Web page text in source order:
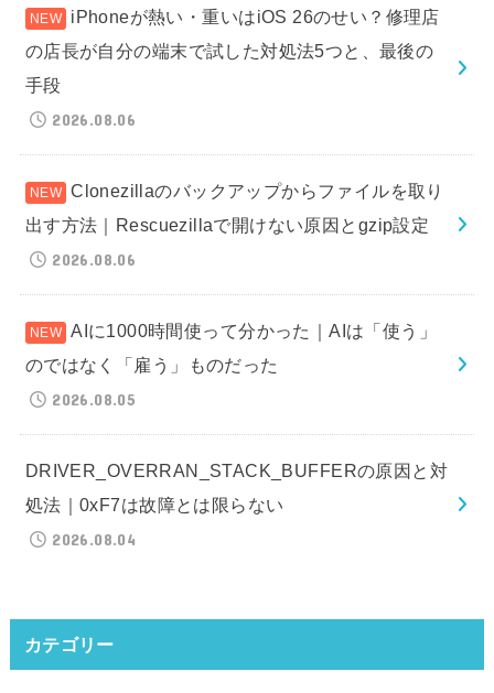
iPhoneが熱い・重いはiOS 26のせい？修理店
の店長が自分の端末で試した対処法5つと、最後の
手段
2026.08.06
Clonezillaのバックアップからファイルを取り
出す方法｜Rescuezillaで開けない原因とgzip設定
2026.08.06
AIに1000時間使って分かった｜AIは「使う」
のではなく「雇う」ものだった
2026.08.05
DRIVER_OVERRAN_STACK_BUFFERの原因と対
処法｜0xF7は故障とは限らない
2026.08.04
カテゴリー